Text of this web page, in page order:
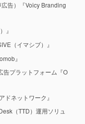
告）『Voicy Branding
』
（イマシブ）』
』
告プラットフォーム『O
ドネットワーク』
（TTD）運用ソリュ